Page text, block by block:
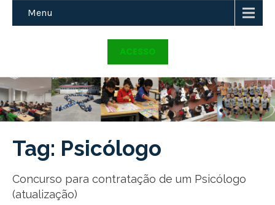
Menu
ACESSO
Tag: Psicólogo
Concurso para contratação de um Psicólogo
(atualização)